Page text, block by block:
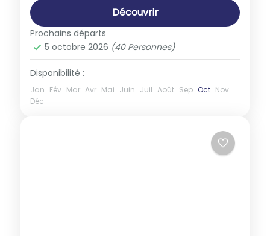
Découvrir
Prochains départs
5 octobre 2026 (40 Personnes)
Disponibilité :
Jan Fév Mar Avr Mai Juin Juil Août Sep Oct Nov
Déc